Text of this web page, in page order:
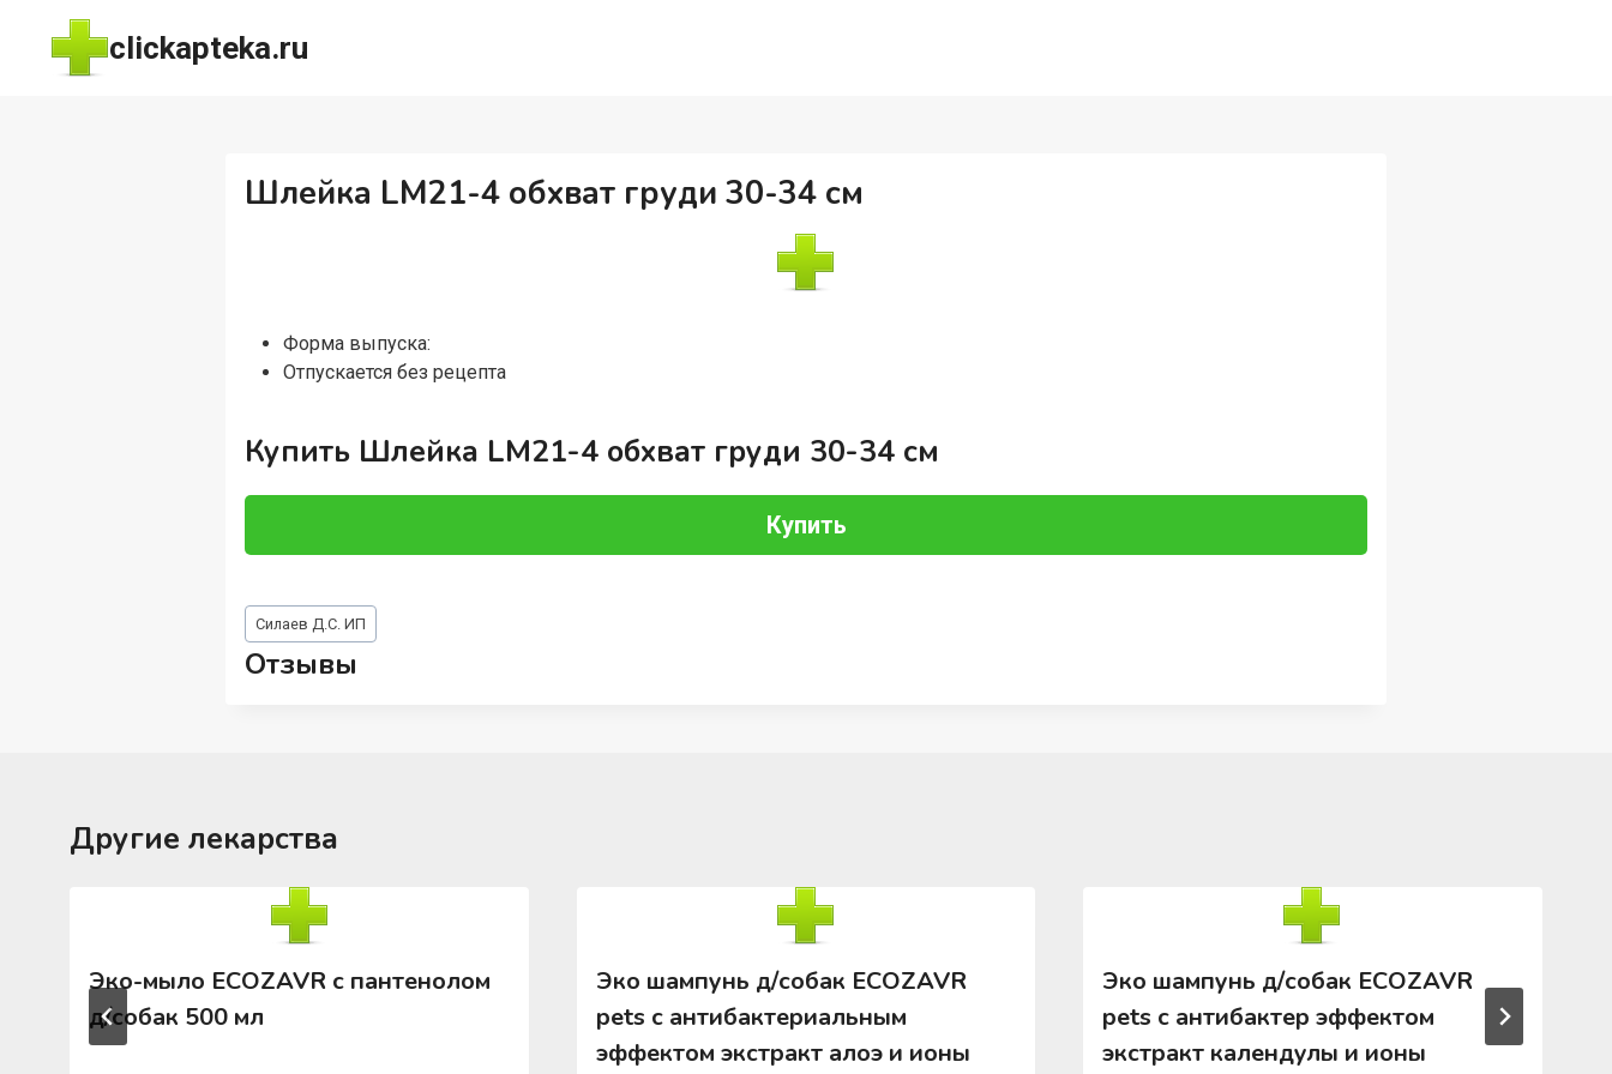
Перейти
содержимому
clickapteka.ru
Шлейка LM21-4 обхват груди 30-34 см
Форма выпуска:
Отпускается без рецепта
Купить Шлейка LM21-4 обхват груди 30-34 см
Купить
Метки
записи:
Силаев Д.С. ИП
Отзывы
Другие лекарства
Эко-мыло ECOZAVR с пантенолом
д/собак 500 мл
Эко шампунь д/собак ECOZAVR
pets с антибактериальным
эффектом экстракт алоэ и ионы
Эко шампунь д/собак ECOZAVR
pets с антибактер эффектом
экстракт календулы и ионы